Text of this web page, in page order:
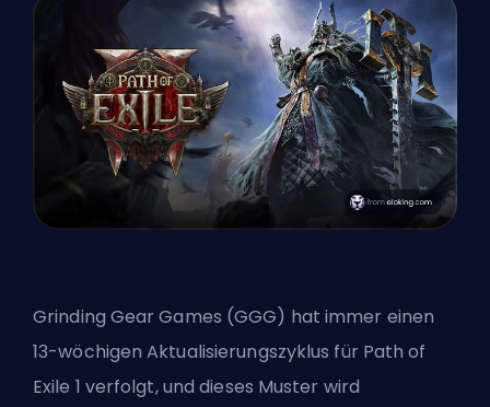
Grinding Gear Games (GGG) hat immer einen
13-wöchigen Aktualisierungszyklus für Path of
Exile 1 verfolgt, und dieses Muster wird